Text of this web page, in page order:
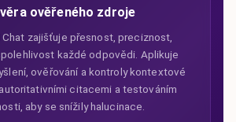
ověřeného zdroje
Chat zajišťuje přesnost, preciznost,
každé odpovědi. Aplikuje
ověřování a kontroly kontextové
citacemi a testováním
aby se snížily halucinace.